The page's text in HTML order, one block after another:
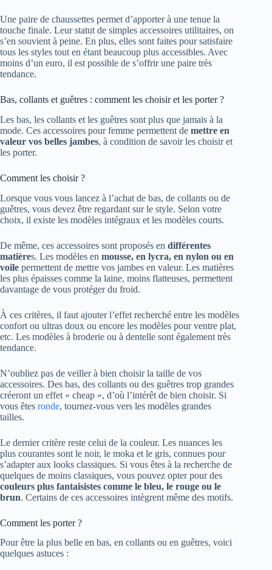
Une paire de chaussettes permet d’apporter à une tenue la
touche finale. Leur statut de simples accessoires utilitaires, on
s’en souvient à peine. En plus, elles sont faites pour satisfaire
tous les styles tout en étant beaucoup plus accessibles. Avec
moins d’un euro, il est possible de s’offrir une paire très
tendance.
Bas, collants et guêtres : comment les choisir et les porter ?
Les bas, les collants et les guêtres sont plus que jamais à la
mode. Ces accessoires pour femme permettent de mettre en
valeur vos belles jambes, à condition de savoir les choisir et
les porter.
Comment les choisir ?
Lorsque vous vous lancez à l’achat de bas, de collants ou de
guêtres, vous devez être regardant sur le style. Selon votre
choix, il existe les modèles intégraux et les modèles courts.
De même, ces accessoires sont proposés en différentes
matières. Les modèles en mousse, en lycra, en nylon ou en
voile permettent de mettre vos jambes en valeur. Les matières
les plus épaisses comme la laine, moins flatteuses, permettent
davantage de vous protéger du froid.
À ces critères, il faut ajouter l’effet recherché entre les modèles
confort ou ultras doux ou encore les modèles pour ventre plat,
etc. Les modèles à broderie ou à dentelle sont également très
tendance.
N’oubliez pas de veiller à bien choisir la taille de vos
accessoires. Des bas, des collants ou des guêtres trop grandes
créeront un effet « cheap », d’où l’intérêt de bien choisir. Si
vous êtes ronde, tournez-vous vers les modèles grandes
tailles.
Le dernier critère reste celui de la couleur. Les nuances les
plus courantes sont le noir, le moka et le gris, connues pour
s’adapter aux looks classiques. Si vous êtes à la recherche de
quelques de moins classiques, vous pouvez opter pour des
couleurs plus fantaisistes comme le bleu, le rouge ou le
brun. Certains de ces accessoires intègrent même des motifs.
Comment les porter ?
Pour être la plus belle en bas, en collants ou en guêtres, voici
quelques astuces :